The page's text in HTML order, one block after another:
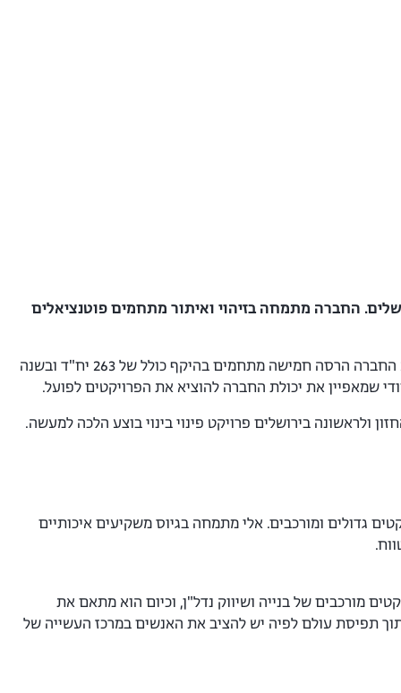
החברה מתמחה בזיהוי ואיתור מתחמים פוטנציאלים
קדמת היובל החלה את פעילותה ב-2013 כחלוצה בתחום ההתחדשות העירונית. נכון לשנת 2025 החברה הרסה חמישה מתחמים בהיקף כולל של 263 יח"ד ובשנה
ולראשונה בירושלים פרויקט פינוי בינוי בוצע הלכה למעשה.
דיור כולל פרויקטים גדולים ומורכבים. אלי מתמחה בגיוס משקיעים איכותיים
יותר מ-20 שנה. אטון היה מעורב בפרויקטים מורכבים של בנייה ושיווק נדל"ן, וכיום הוא מתאם את
תפיסת עולם לפיה יש להציב את האנשים במרכז העשייה של